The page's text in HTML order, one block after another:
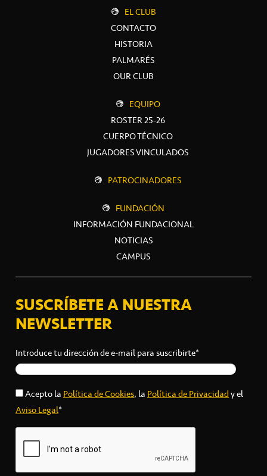
EL CLUB
CONTACTO
HISTORIA
PALMARÉS
OUR CLUB
EQUIPO
ROSTER 25-26
CUERPO TÉCNICO
JUGADORES VINCULADOS
PATROCINADORES
FUNDACIÓN
INFORMACIÓN FUNDACIONAL
NOTICIAS
CAMPUS
SUSCRÍBETE A NUESTRA
NEWSLETTER
Introduce tu dirección de e-mail para suscribirte*
Acepto laPolítica de Cookies, laPolítica de Privacidady el
Aviso Legal*